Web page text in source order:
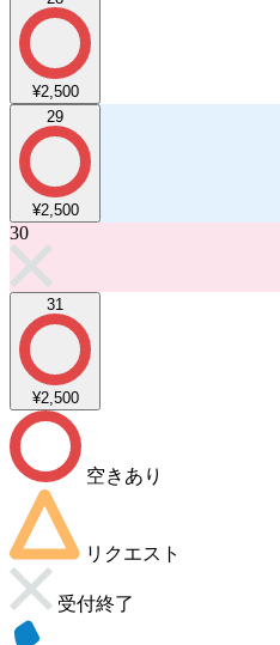
¥2,500
29
¥2,500
30
31
¥2,500
空きあり
リクエスト
受付終了